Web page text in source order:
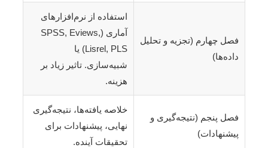
فصل چهارم (تجزیه و تحلیل
داده‌ها)
استفاده از نرم‌افزارهای
آماری (SPSS, Eviews,
Lisrel, PLS) یا
شبیه‌سازی. تاثیر زیاد بر
هزینه.
فصل پنجم (نتیجه‌گیری و
پیشنهادات)
خلاصه یافته‌ها، نتیجه‌گیری
نهایی، پیشنهادات برای
تحقیقات آینده.